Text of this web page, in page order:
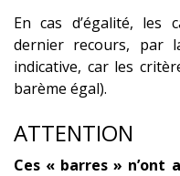
En cas d’égalité, les
dernier recours, par
indicative, car les
barème égal).
ATTENTION
Ces « barres » n’ont